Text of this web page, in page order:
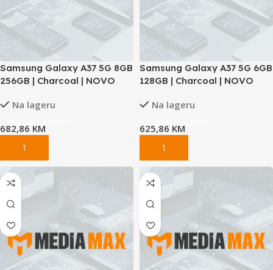
Samsung Galaxy A37 5G 8GB
256GB | Charcoal | NOVO
Na lageru
682,86 KM
Samsung Galaxy A37 5G 6GB
128GB | Charcoal | NOVO
Na lageru
625,86 KM